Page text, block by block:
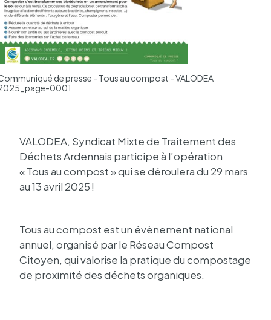
de presse - Tous au compost - VALODEA
0001
VALO­DEA, Syndi­cat Mixte de Trai­te­ment des
Déchets Arden­nais parti­cipe à l’opé­ra­tion
« Tous au compost » qui se dérou­lera du 29 mars
au 13 avril 2025 !
Tous au compost est un évène­ment natio­nal
annuel, orga­nisé par le Réseau Compost
Citoyen, qui valo­rise la pratique du compos­tage
de proxi­mité des déchets orga­niques.